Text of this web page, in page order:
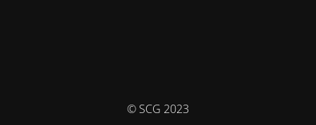
© SCG 2023